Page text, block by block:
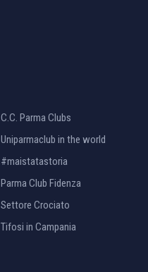
C.C. Parma Clubs
Uniparmaclub in the world
#maistatastoria
Parma Club Fidenza
Settore Crociato
Tifosi in Campania